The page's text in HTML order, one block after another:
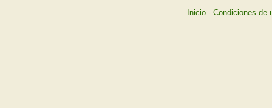
Inicio - Condiciones de